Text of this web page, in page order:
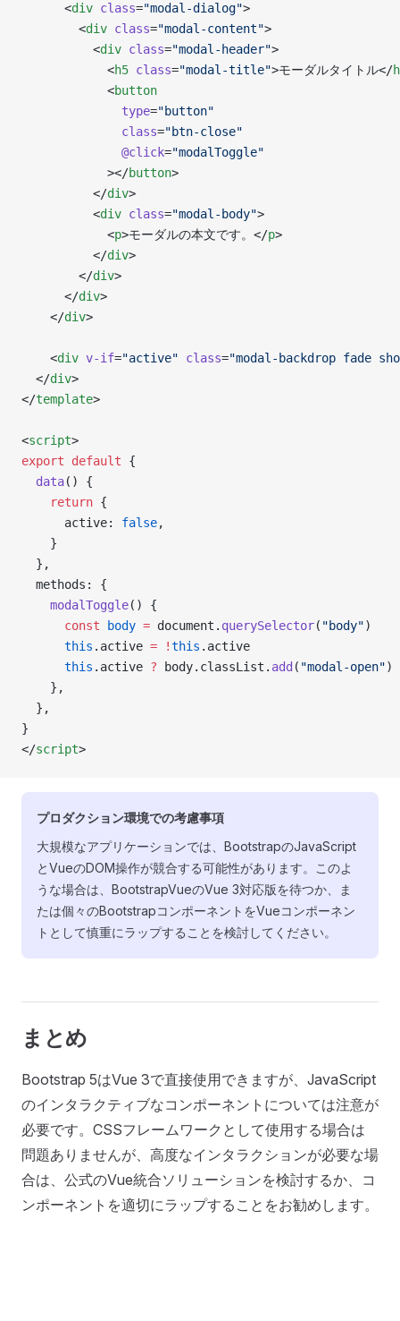
      <
div class="modal-dialog">
        <
div class="modal-content">
          <
div class="modal-header">
            <
h5 class="modal-title">モーダルタイトル</
            <
button
              type
="button"
              class
="btn-close"
              @click
="modalToggle"
            ></
button>
          </
div>
          <
div class="modal-body">
            <
p>モーダルの本文です。</p>
          </
div>
        </
div>
      </
div>
    </
div>
    <
div v-if="active" class="modal-backdrop fade
  </
div>
</template>
<script>
export default {
  data
() {
    return
{
      active:
false,
    }
  },
  methods: {
    modalToggle
() {
      const
body = document. querySelector( "body")
      this
.active = !this .active
      this
.active ? body.classList. add ( "modal-open")
    },
  },
}
</script>
プロダクション環境での考慮事項
大規模なアプリケーションでは、BootstrapのJavaScript
とVueのDOM操作が競合する可能性があります。このよ
うな場合は、BootstrapVueのVue 3対応版を待つか、ま
たは個々のBootstrapコンポーネントをVueコンポーネン
トとして慎重にラップすることを検討してください。
まとめ
Bootstrap 5はVue 3で直接使用できますが、JavaScript
のインタラクティブなコンポーネントについては注意が
必要です。CSSフレームワークとして使用する場合は
問題ありませんが、高度なインタラクションが必要な場
合は、公式のVue統合ソリューションを検討するか、コ
ンポーネントを適切にラップすることをお勧めします。